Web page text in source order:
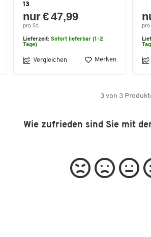
13
nur € 47,99
pro St.
Lieferzeit: Sofort lieferbar (1-2
Tage)
Vergleichen Merken
pro
3 von 3
Wie zufrieden sind Sie mit